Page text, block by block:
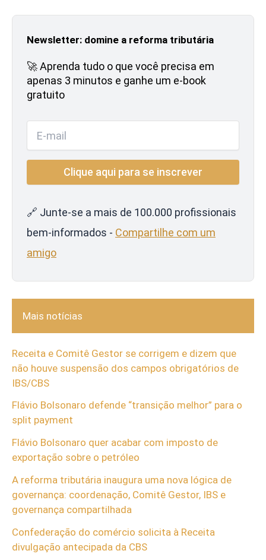
Newsletter: domine a reforma tributária
🚀 Aprenda tudo o que você precisa em
apenas 3 minutos e ganhe um e-book
gratuito
🔗 Junte-se a mais de 100.000 profissionais
bem-informados - Compartilhe com um
amigo
Mais notícias
Receita e Comitê Gestor se corrigem e dizem que
não houve suspensão dos campos obrigatórios de
IBS/CBS
Flávio Bolsonaro defende “transição melhor” para o
split payment
Flávio Bolsonaro quer acabar com imposto de
exportação sobre o petróleo
A reforma tributária inaugura uma nova lógica de
governança: coordenação, Comitê Gestor, IBS e
governança compartilhada
Confederação do comércio solicita à Receita
divulgação antecipada da CBS